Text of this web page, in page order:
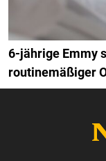
6-jährige Emmy
routinemäßiger